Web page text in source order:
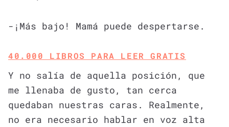
-¡Más bajo! Mamá puede despertarse.
40.000 LIBROS PARA LEER GRATIS
Y no salía de aquella posición, que
me llenaba de gusto, tan cerca
quedaban nuestras caras. Realmente,
no era necesario hablar en voz alta